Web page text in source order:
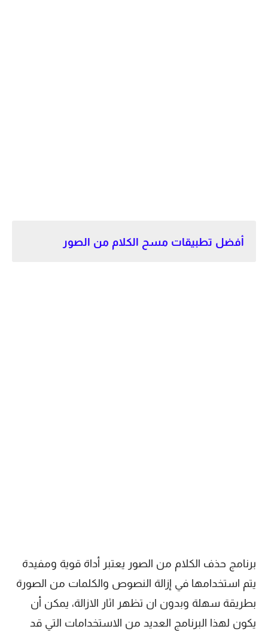
أفضل تطبيقات مسح الكلام من الصور
برنامج حذف الكلام من الصور يعتبر أداة قوية ومفيدة
يتم استخدامها في إزالة النصوص والكلمات من الصورة
بطريقة سهلة وبدون ان تظهر اثار الازالة، يمكن أن
يكون لهذا البرنامج العديد من الاستخدامات التي قد